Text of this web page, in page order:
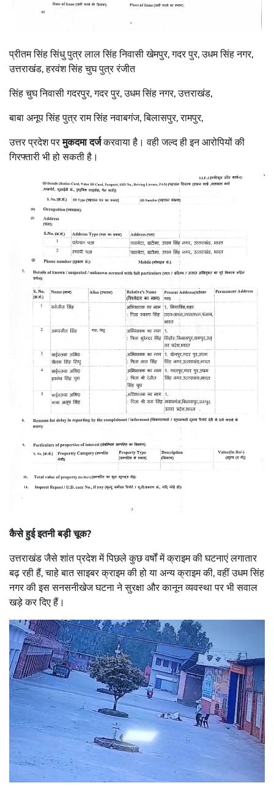
प्रीतम सिंह सिंधु पुत्र लाल सिंह निवासी खेमपुर, गदर पुर, उधम सिंह नगर,
उत्तराखंड, हरवंश सिंह चुघ पुत्र रंजीत
सिंह चुघ निवासी गदरपुर, गदर पुर, उधम सिंह नगर, उत्तराखंड,
बाबा अनूप सिंह पुत्र राम सिंह नवाबगंज, बिलासपुर, रामपुर,
उत्तर प्रदेश परमुकदमा दर्जकरवाया है। वही जल्द ही इन आरोपियों की
गिरफ्तारी भी हो सकती है।
कैसे हुई इतनी बड़ी चूक?
उत्तराखंड जैसे शांत प्रदेश में पिछले कुछ वर्षों में क्राइम की घटनाएं लगातार
बढ़ रही हैं, चाहे बात साइबर क्राइम की हो या अन्य क्राइम की, वहीं उधम सिंह
नगर की इस सनसनीखेज घटना ने सुरक्षा और कानून व्यवस्था पर भी सवाल
खड़े कर दिए हैं।